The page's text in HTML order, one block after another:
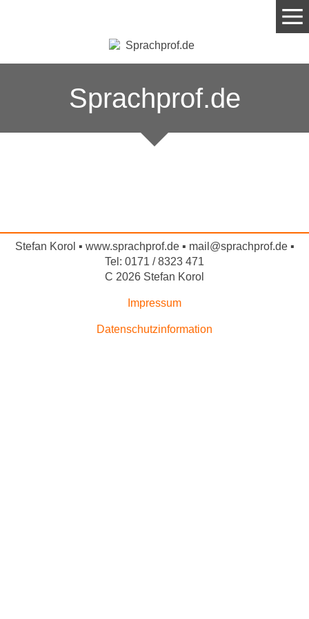
Sprachprof.de
Stefan Korol ▪ www.sprachprof.de▪ mail@sprachprof.de ▪
Tel: 0171 / 8323 471
C 2026 Stefan Korol
Impressum
Datenschutzinformation